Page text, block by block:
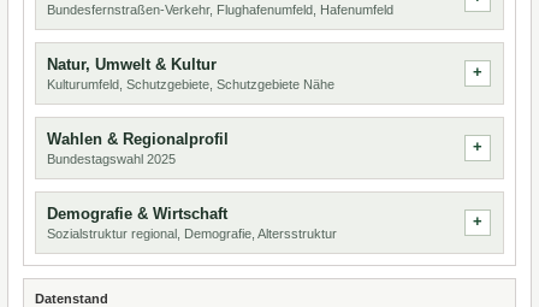
Bundesfernstraßen-Verkehr, Flughafenumfeld, Hafenumfeld
Natur, Umwelt & Kultur
Kulturumfeld, Schutzgebiete, Schutzgebiete Nähe
Wahlen & Regionalprofil
Bundestagswahl 2025
Demografie & Wirtschaft
Sozialstruktur regional, Demografie, Altersstruktur
Datenstand